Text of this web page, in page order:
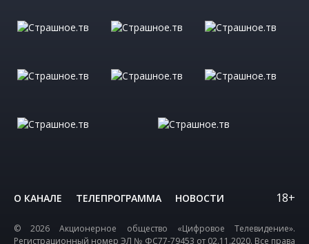
О КАНАЛЕ ТЕЛЕПРОГРАММА НОВОСТИ 18+
© 2026 Акционерное общество «Цифровое Телевидение».
Регистрационный номер ЭЛ № ФС77-79453 от 02.11.2020. Все права